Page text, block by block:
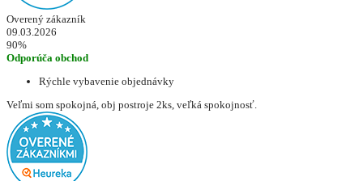
Overený zákazník
09.03.2026
90%
Odporúča obchod
Rýchle vybavenie objednávky
Veľmi som spokojná, obj postroje 2ks, veľká spokojnosť.